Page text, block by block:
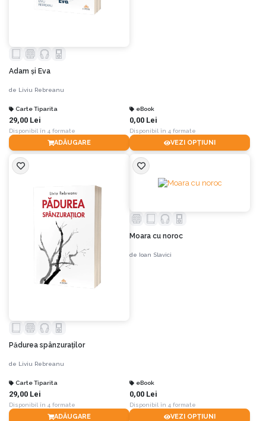
Adam și Eva
de Liviu Rebreanu
Carte Tiparita
29,00 Lei
Disponibil în 4 formate
ADĂUGARE
eBook
0,00 Lei
Disponibil în 4 formate
VEZI OPȚIUNI
Pădurea spânzuraților
de Liviu Rebreanu
Carte Tiparita
29,00 Lei
Disponibil în 4 formate
ADĂUGARE
Moara cu noroc
de Ioan Slavici
eBook
0,00 Lei
Disponibil în 4 formate
VEZI OPȚIUNI